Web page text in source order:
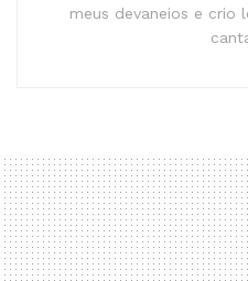
meus devaneios e crio